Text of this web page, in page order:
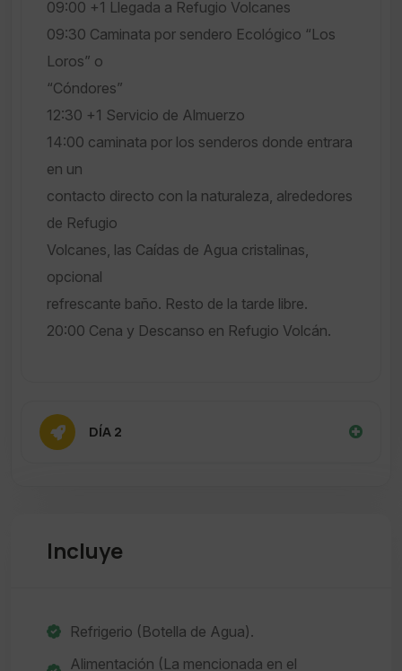
09:00 +1 Llegada a Refugio Volcanes
09:30 Caminata por sendero Ecológico “Los
Loros” o
“Cóndores”
12:30 +1 Servicio de Almuerzo
14:00 caminata por los senderos donde entrara
en un
contacto directo con la naturaleza, alrededores
de Refugio
Volcanes, las Caídas de Agua cristalinas,
opcional
refrescante baño. Resto de la tarde libre.
20:00 Cena y Descanso en Refugio Volcán.
DÍA 2
Incluye
Refrigerio (Botella de Agua).
Alimentación (La mencionada en el